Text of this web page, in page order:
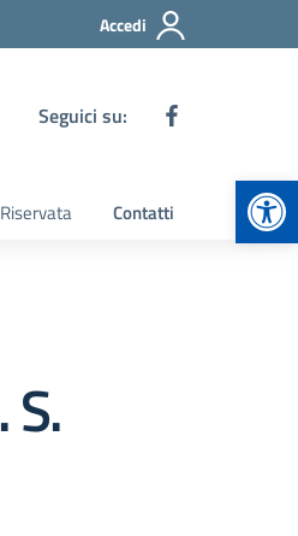
Accedi
Seguici su:
Contatti